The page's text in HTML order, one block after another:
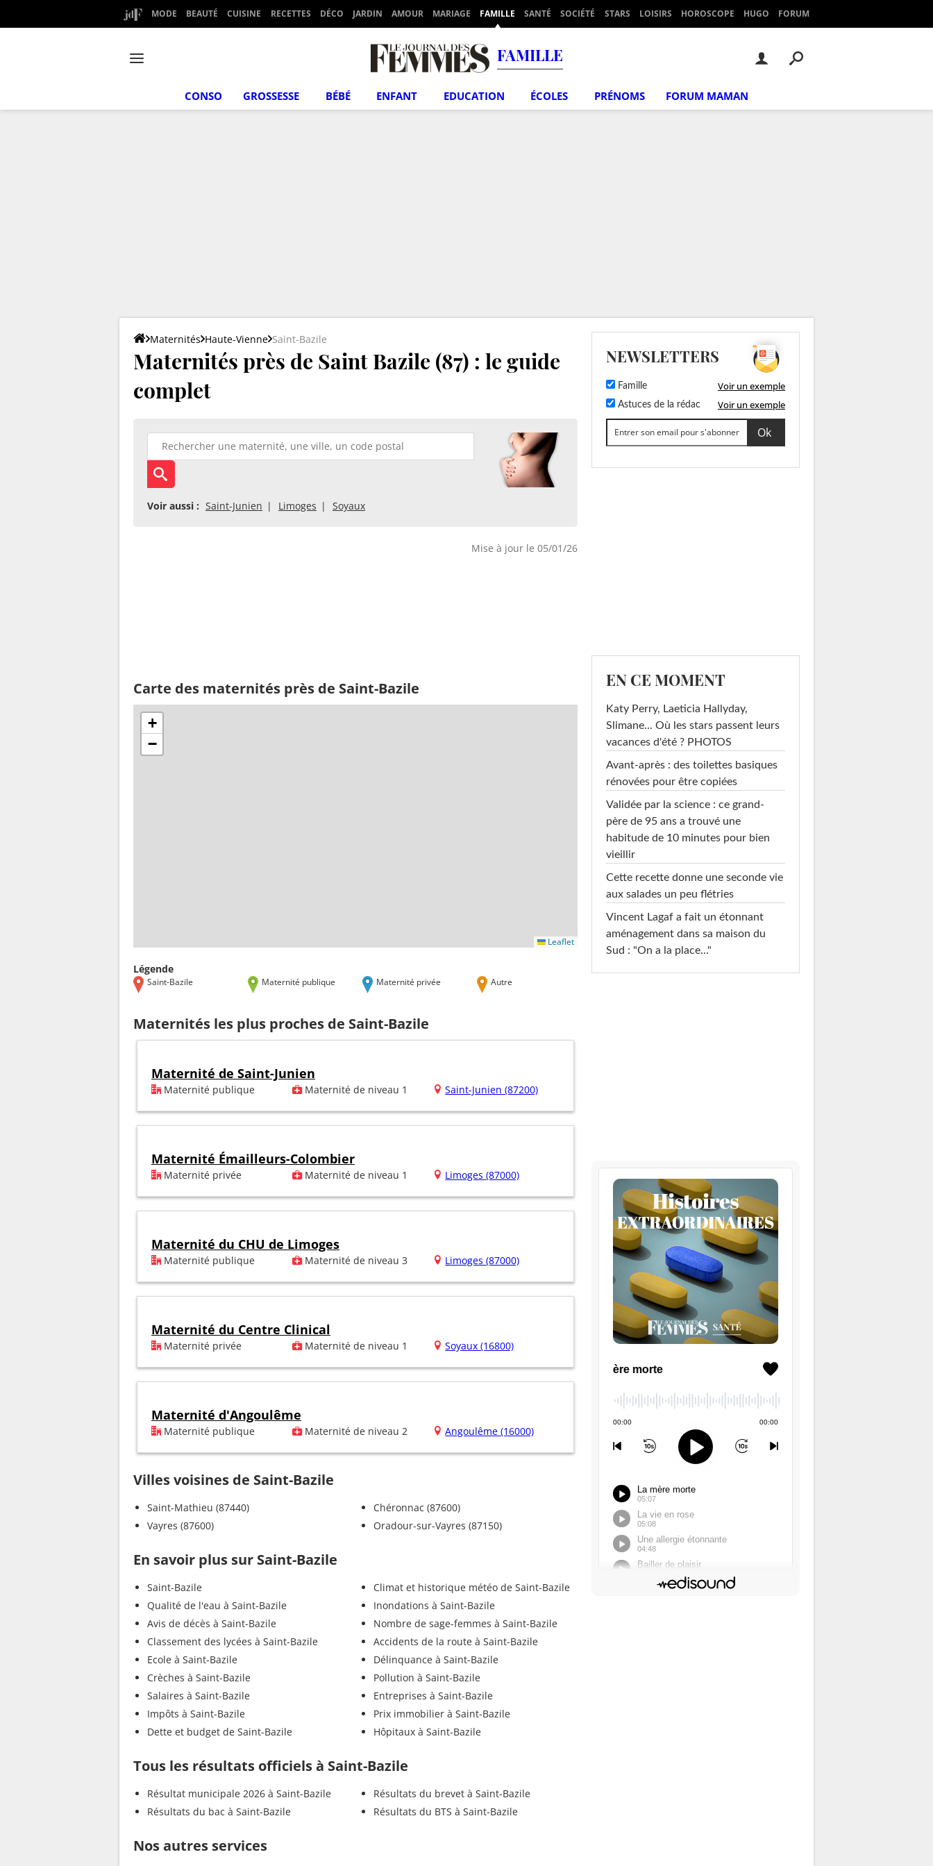
MODE BEAUTÉ CUISINE RECETTES DÉCO JARDIN AMOUR MARIAGE FAMILLE SANTÉ SOCIÉTÉ STARS LOISIRS HOROSCOPE HUGO FORUM
FAMILLE
CONSO GROSSESSE BÉBÉ ENFANT EDUCATION ÉCOLES PRÉNOMS FORUM MAMAN
Maternités Haute-Vienne Saint-Bazile
Maternités près de Saint Bazile (87) : le guide
complet
Voir aussi : Saint-Junien Limoges Soyaux
Mise à jour le 05/01/26
Carte des maternités près de Saint-Bazile
+
−
Leaflet
Légende
Saint-Bazile Maternité publique Maternité privée Autre
Maternités les plus proches de Saint-Bazile
Maternité de Saint-Junien
Maternité publique Maternité de niveau 1 Saint-Junien (87200)
Maternité Émailleurs-Colombier
Maternité privée Maternité de niveau 1 Limoges (87000)
Maternité du CHU de Limoges
Maternité publique Maternité de niveau 3 Limoges (87000)
Maternité du Centre Clinical
Maternité privée Maternité de niveau 1 Soyaux (16800)
Maternité d'Angoulême
Maternité publique Maternité de niveau 2 Angoulême (16000)
Villes voisines de Saint-Bazile
Saint-Mathieu (87440)
Vayres (87600)
Chéronnac (87600)
Oradour-sur-Vayres (87150)
En savoir plus sur Saint-Bazile
Saint-Bazile
Qualité de l'eau à Saint-Bazile
Avis de décès à Saint-Bazile
Classement des lycées à Saint-Bazile
Ecole à Saint-Bazile
Crèches à Saint-Bazile
Salaires à Saint-Bazile
Impôts à Saint-Bazile
Dette et budget de Saint-Bazile
Climat et historique météo de Saint-Bazile
Inondations à Saint-Bazile
Nombre de sage-femmes à Saint-Bazile
Accidents de la route à Saint-Bazile
Délinquance à Saint-Bazile
Pollution à Saint-Bazile
Entreprises à Saint-Bazile
Prix immobilier à Saint-Bazile
Hôpitaux à Saint-Bazile
Tous les résultats officiels à Saint-Bazile
Résultat municipale 2026 à Saint-Bazile
Résultats du bac à Saint-Bazile
Résultats du brevet à Saint-Bazile
Résultats du BTS à Saint-Bazile
Nos autres services
NEWSLETTERS
Famille Voir un exemple
Astuces de la rédac Voir un exemple
EN CE MOMENT
Katy Perry, Laeticia Hallyday,
Slimane... Où les stars passent leurs
vacances d'été ? PHOTOS
Avant-après : des toilettes basiques
rénovées pour être copiées
Validée par la science : ce grand-
père de 95 ans a trouvé une
habitude de 10 minutes pour bien
vieillir
Cette recette donne une seconde vie
aux salades un peu flétries
Vincent Lagaf a fait un étonnant
aménagement dans sa maison du
Sud : "On a la place..."